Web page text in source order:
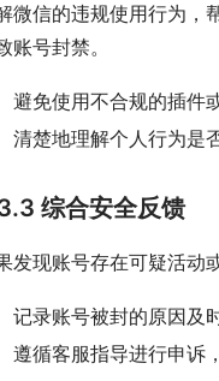
微信的违规使用行为，
账号封禁。
避免使用不合规的插件
清楚地理解个人行为是
综合安全反馈
发现账号存在可疑活动
记录账号被封的原因及
遵循客服指导进行申诉